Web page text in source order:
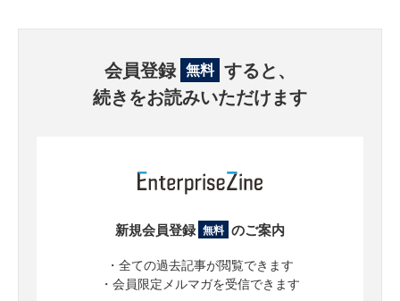
会員登録 無料 すると、
続きをお読みいただけます
新規会員登録 無料 のご案内
・全ての過去記事が閲覧できます
・会員限定メルマガを受信できます